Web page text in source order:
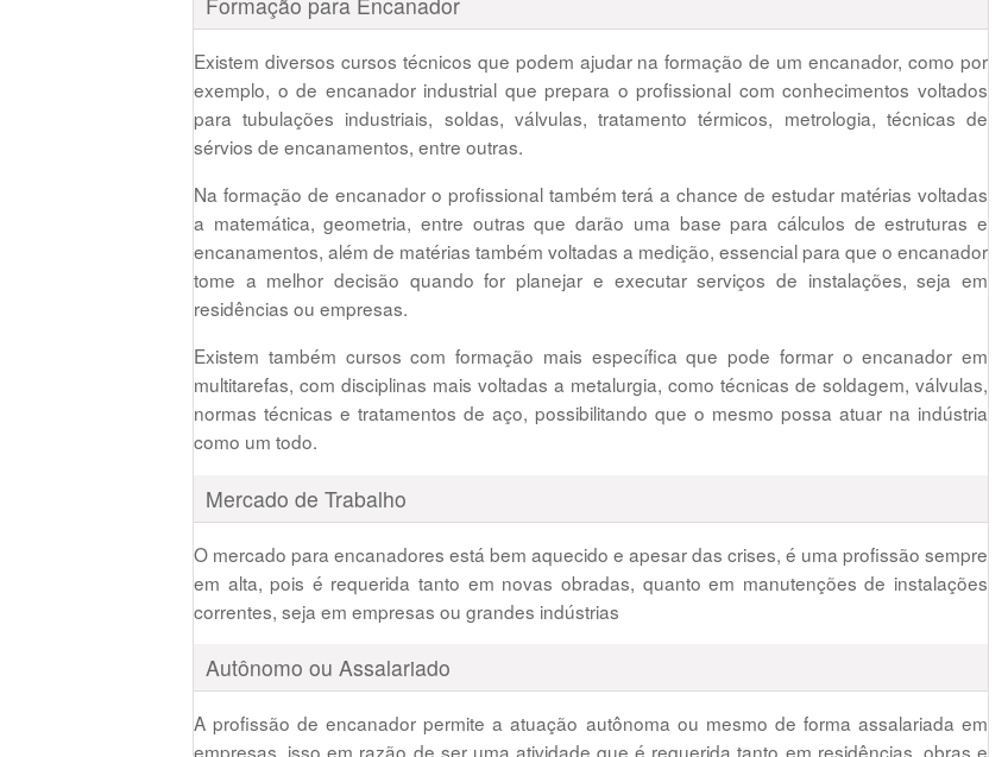
Existem diversos cursos técnicos que podem ajudar na formação de um encanador, como por
exemplo, o de encanador industrial que prepara o profissional com conhecimentos voltados
para tubulações industriais, soldas, válvulas, tratamento térmicos, metrologia, técnicas de
sérvios de encanamentos, entre outras.
Na formação de encanador o profissional também terá a chance de estudar matérias voltadas
a matemática, geometria, entre outras que darão uma base para cálculos de estruturas e
encanamentos, além de matérias também voltadas a medição, essencial para que o encanador
tome a melhor decisão quando for planejar e executar serviços de instalações, seja em
residências ou empresas.
Existem também cursos com formação mais específica que pode formar o encanador em
multitarefas, com disciplinas mais voltadas a metalurgia, como técnicas de soldagem, válvulas,
normas técnicas e tratamentos de aço, possibilitando que o mesmo possa atuar na indústria
como um todo.
Mercado de Trabalho
O mercado para encanadores está bem aquecido e apesar das crises, é uma profissão sempre
em alta, pois é requerida tanto em novas obradas, quanto em manutenções de instalações
correntes, seja em empresas ou grandes indústrias
Autônomo ou Assalariado
A profissão de encanador permite a atuação autônoma ou mesmo de forma assalariada em
empresas, isso em razão de ser uma atividade que é requerida tanto em residências, obras e